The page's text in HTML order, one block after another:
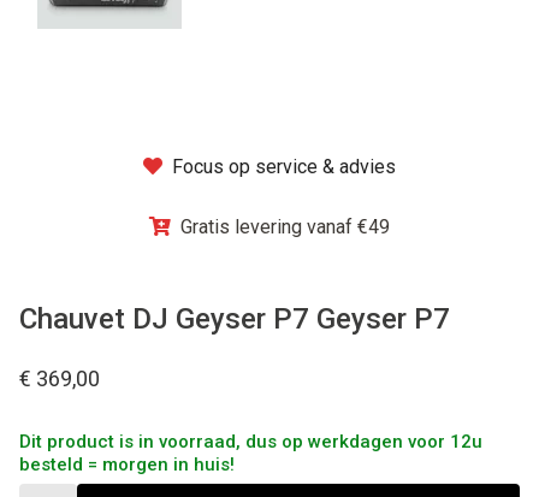
Winkel
Focus op service & advies
Gratis levering vanaf €49
Chauvet DJ Geyser P7 Geyser P7
€ 369,00
Dit product is in voorraad, dus op werkdagen voor 12u
besteld = morgen in huis!